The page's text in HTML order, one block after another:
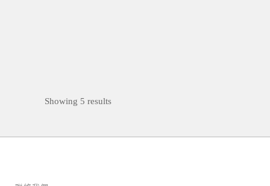
Showing 5 results